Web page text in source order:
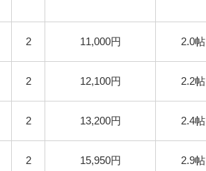
2 11,000円 2.0帖
2 12,100円 2.2帖
2 13,200円 2.4帖
2 15,950円 2.9帖